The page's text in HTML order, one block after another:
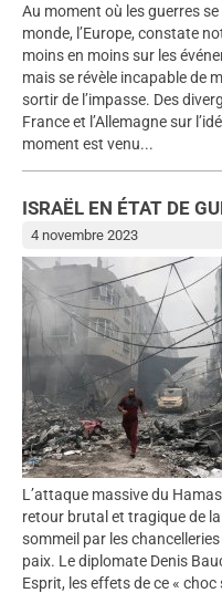
Au moment où les guerres
monde, l’Europe, constate
moins en moins sur les
mais se révèle incapable de
sortir de l’impasse. Des
France et l’Allemagne sur
moment est venu...
ISRAËL EN ÉTAT DE
4 novembre 2023
L’attaque massive du
retour brutal et tragique de
sommeil par les
paix. Le diplomate Denis
Esprit, les effets de ce «